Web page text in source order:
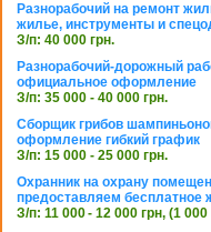
Разнорабочий на ремонт
жилье, инструменты и
З/п: 40 000 грн.
Разнорабочий-дорожный
официальное оформление
З/п: 35 000 - 40 000 грн.
Сборщик грибов
оформление гибкий график
З/п: 15 000 - 25 000 грн.
Охранник на охрану
предоставляем бесплатное
З/п: 11 000 - 12 000 грн, (1 000